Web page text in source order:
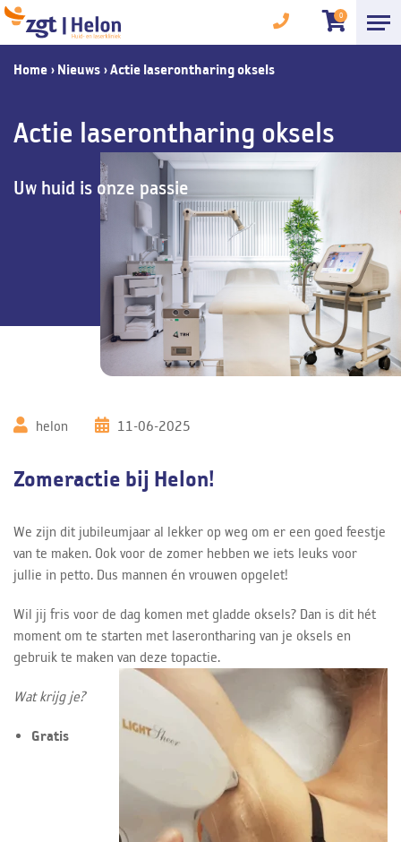
0
Home › Nieuws ›Actie laserontharing oksels
Actie laserontharing oksels
Uw huid is onze passie
helon 11-06-2025
Zomeractie bij Helon!
We zijn dit jubileumjaar al lekker op weg om er een goed feestje
van te maken. Ook voor de zomer hebben we iets leuks voor
jullie in petto. Dus mannen én vrouwen opgelet!
Wil jij fris voor de dag komen met gladde oksels? Dan is dit hét
moment om te starten met laserontharing van je oksels en
gebruik te maken van deze topactie.
Wat krijg je?
Gratis